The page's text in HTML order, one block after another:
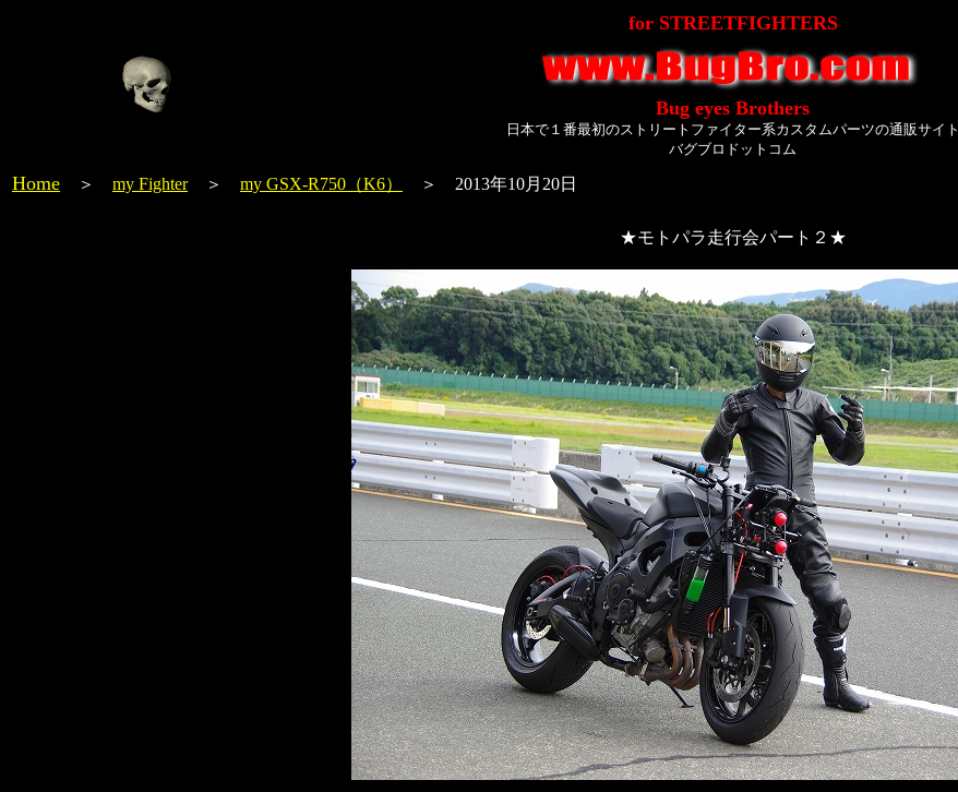
for STREETFIGHTERS
Bug eyes Brothers
日本で１番最初のストリートファイター系カスタムパーツの通販サイト
バグブロドットコム
Home ＞ my Fighter＞ my GSX-R750（K6） ＞ 2013年10月20日
★モトパラ走行会パート２★